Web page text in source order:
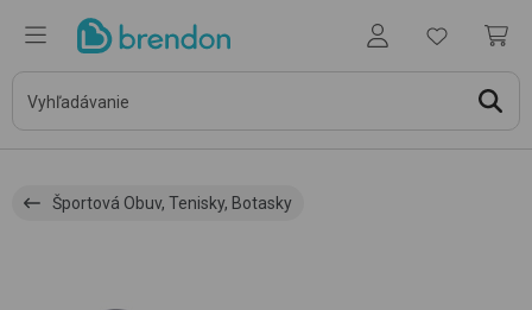
Športová Obuv, Tenisky, Botasky